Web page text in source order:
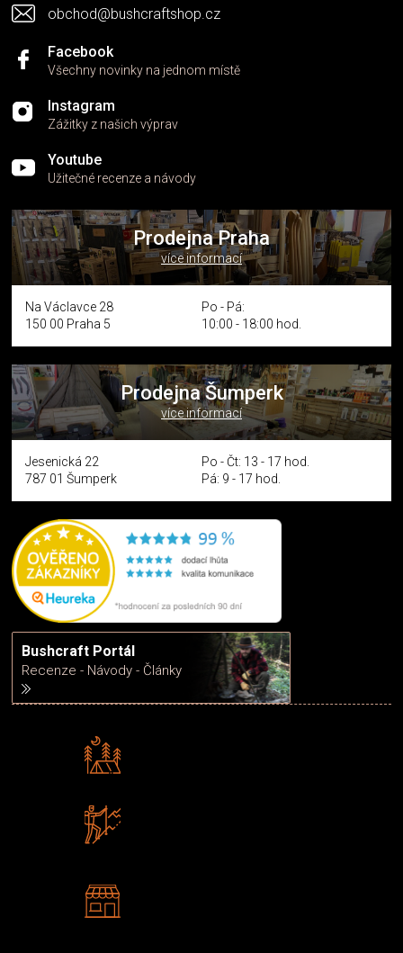
obchod@bushcraftshop.cz
Facebook
Všechny novinky na jednom místě
Instagram
Zážitky z našich výprav
Youtube
Užitečné recenze a návody
Prodejna Praha
více informací
Na Václavce 28
150 00 Praha 5
Po - Pá:
10:00 - 18:00 hod.
Prodejna Šumperk
více informací
Jesenická 22
787 01 Šumperk
Po - Čt: 13 - 17 hod.
Pá: 9 - 17 hod.
Bushcraft Portál
Recenze - Návody - Články